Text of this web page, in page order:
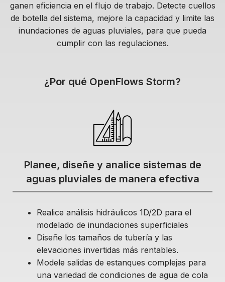
ganen eficiencia en el flujo de trabajo. Detecte cuellos
de botella del sistema, mejore la capacidad y limite las
inundaciones de aguas pluviales, para que pueda
cumplir con las regulaciones.
¿Por qué OpenFlows Storm?
Planee, diseñe y analice sistemas de
aguas pluviales de manera efectiva
Realice análisis hidráulicos 1D/2D para el
modelado de inundaciones superficiales
Diseñe los tamaños de tubería y las
elevaciones invertidas más rentables.
Modele salidas de estanques complejas para
una variedad de condiciones de agua de cola